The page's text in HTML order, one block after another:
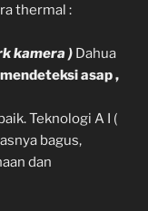
thermal :
kamera ) Dahua
asap ,
Teknologi A I (
bagus,
dan